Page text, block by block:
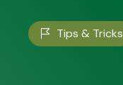
Tips & Tricks